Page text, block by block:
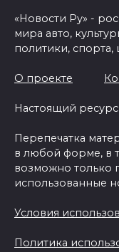
«Новости Ру» -
мира авто,
политики,
О проекте
Настоящий
Перепечатка
в любой форме, в
возможно только
использованные
Условия
Политика